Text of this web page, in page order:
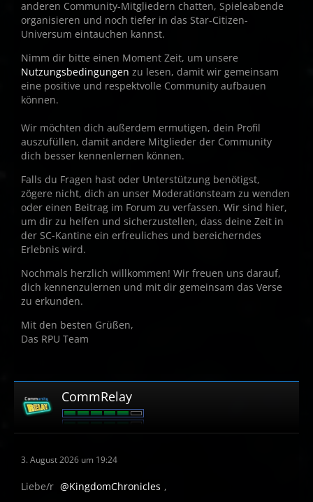
anderen Community-Mitgliedern chatten, Spieleabende
organisieren und noch tiefer in das Star-Citizen-
Universum eintauchen kannst.
Nimm dir bitte einen Moment Zeit, um unsere
Nutzungsbedingungen zu lesen, damit wir gemeinsam
eine positive und respektvolle Community aufbauen
können.
Wir möchten dich außerdem ermutigen, dein Profil
auszufüllen, damit andere Mitglieder der Community
dich besser kennenlernen können.
Falls du Fragen hast oder Unterstützung benötigst,
zögere nicht, dich an unser Moderationsteam zu wenden
oder einen Beitrag im Forum zu verfassen. Wir sind hier,
um dir zu helfen und sicherzustellen, dass deine Zeit in
der SC-Kantine ein erfreuliches und bereicherndes
Erlebnis wird.
Nochmals herzlich willkommen! Wir freuen uns darauf,
dich kennenzulernen und mit dir gemeinsam das Verse
zu erkunden.
Mit den besten Grüßen,
Das RPU Team
CommRelay
3. August 2026 um 19:24
Liebe/r KingdomChronicles ,